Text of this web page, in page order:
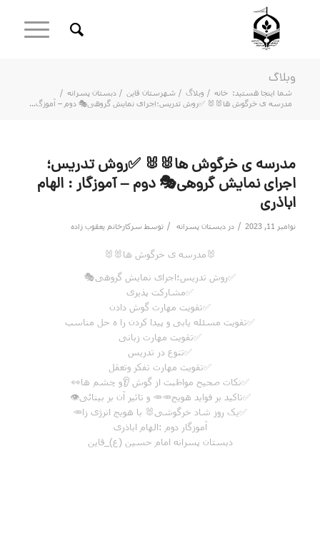
وبلاگ
شما اینجا هستید: خانه / وبلاگ / شهرستان قاین / دبستان پسرانه /
مدرسه ی خرگوش ها🐰🐰 ✅روش تدریس؛اجرای نمایش گروهی🎭 دوم – آموزگ...
مدرسه ی خرگوش ها🐰🐰 ✅روش تدریس؛
اجرای نمایش گروهی🎭 دوم – آموزگار : الهام
اباذری
نوامبر 11, 2023 / در دبستان پسرانه / توسط سرکارخانم یعقوب زاده
🐰مدرسه ی خرگوش ها🐰🐰
✅روش تدریس؛اجرای نمایش گروهی🎭
✅مشارکت پذیری
✅تقویت مهارت گوش دادن
✅تقویت مسئله یابی و پیدا کردن را ه حل مناسب
✅تقویت مهارت زبانی
✅تنوع در تدریس
✅تقویت مهارت تفکر وتعقل
✅نکات صحیح مواظبت از گوش 👂و چشم ها👀
✅تاکید بر فواید هویج🥕🥕 و تاثیر آن بر بینائی👁
✅یک روز شاد خرگوشی🐰 با هویج انرژی زا🥕
آموزگار دوم :الهام اباذری
دبستان پسرانه امام حسین (ع)_قاین